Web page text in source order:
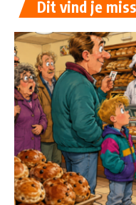
Dit vind je